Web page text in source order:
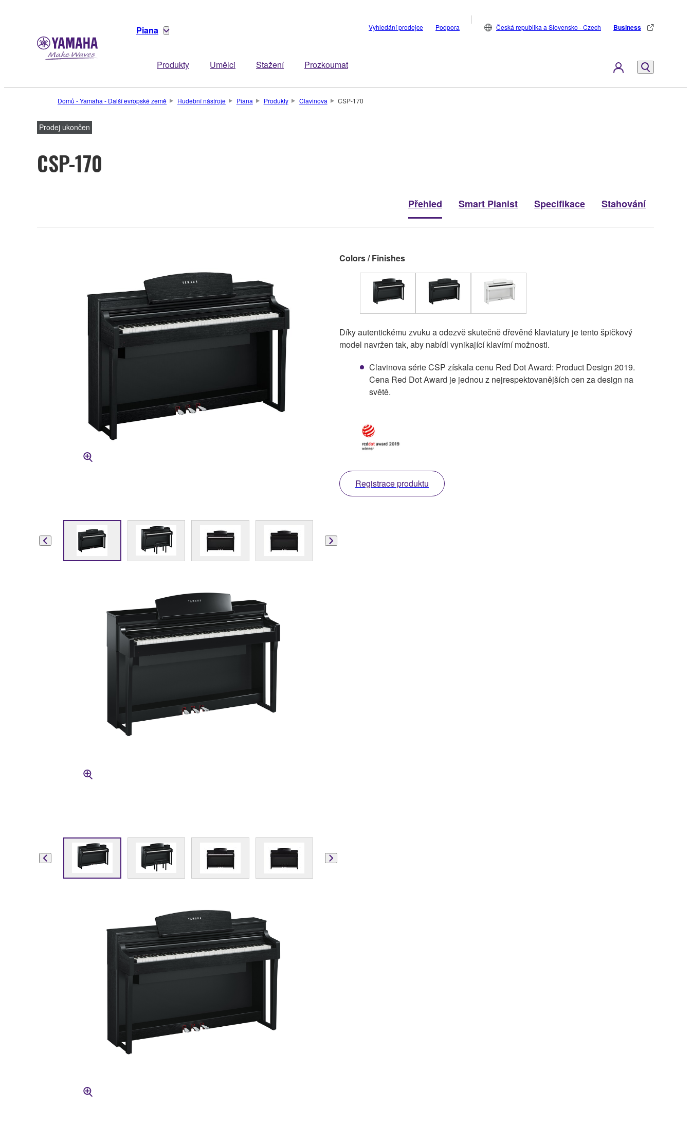
Piana
Produkty Umělci Stažení Prozkoumat
Vyhledání prodejce Podpora Česká republika a Slovensko - Czech Business
Domů - Yamaha - Další evropské země Hudební nástroje Piana Produkty Clavinova CSP-170
Prodej ukončen
CSP-170
Přehled Smart Pianist Specifikace Stahování
Colors / Finishes
Díky autentickému zvuku a odezvě skutečně dřevěné klaviatury je tento špičkový
model navržen tak, aby nabídl vynikající klavírní možnosti.
Clavinova série CSP získala cenu Red Dot Award: Product Design 2019.
Cena Red Dot Award je jednou z nejrespektovanějších cen za design na
světě.
Registrace produktu